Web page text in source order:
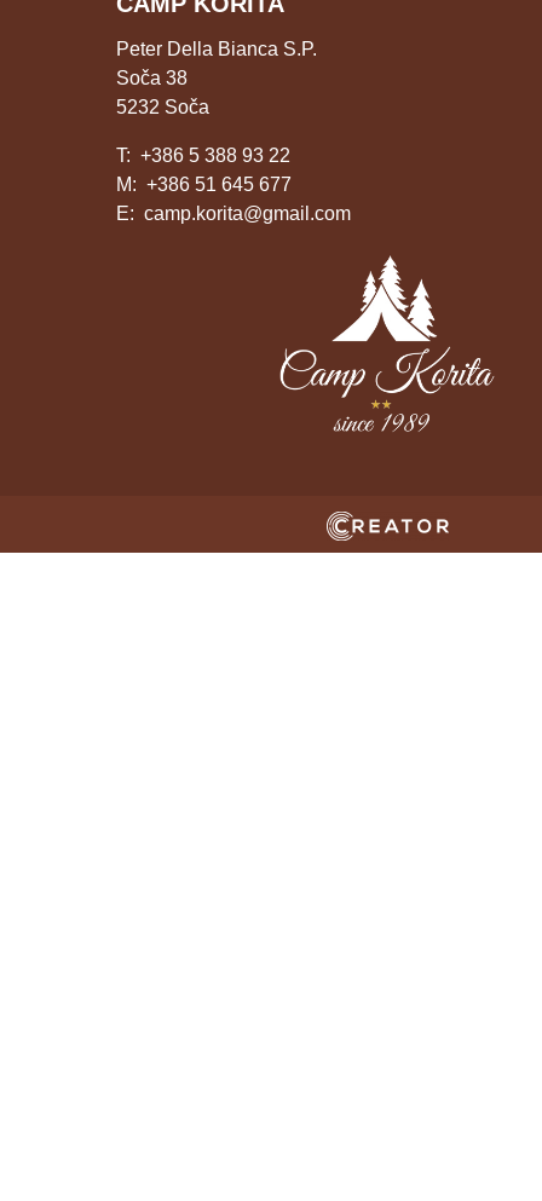
Peter Della Bianca S.P.
Soča 38
5232 Soča
T: +386 5 388 93 22
M: +386 51 645 677
E: camp.korita@gmail.com